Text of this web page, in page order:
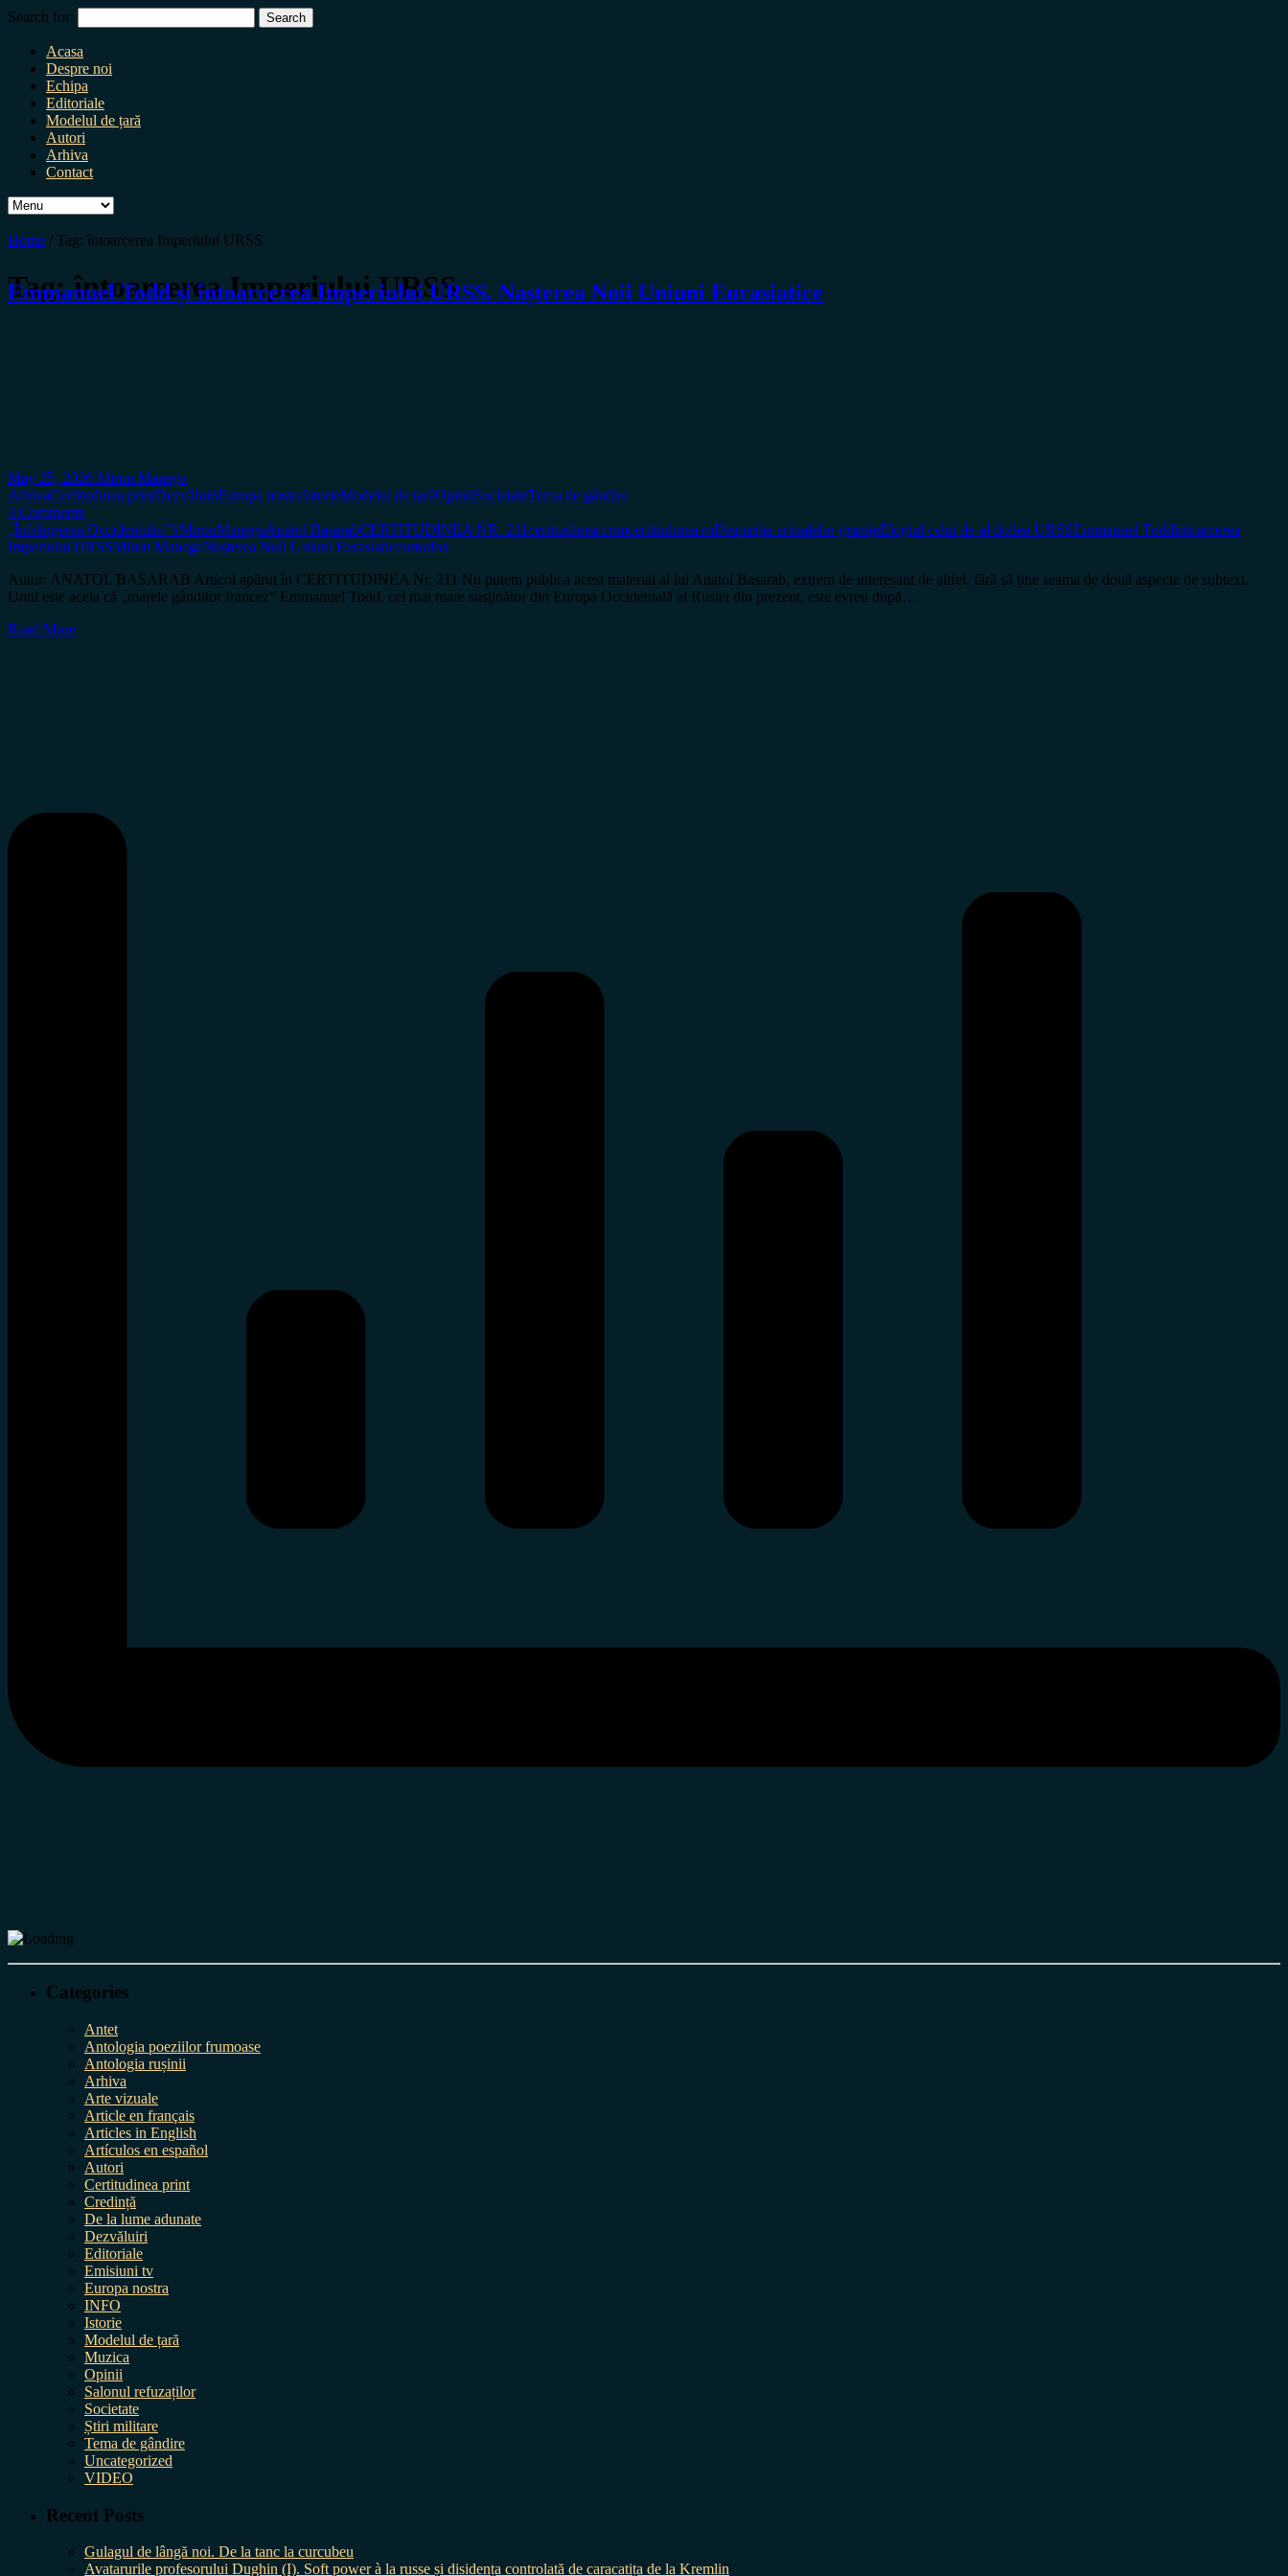
Search for:
Acasa
Despre noi
Echipa
Editoriale
Modelul de țară
Autori
Arhiva
Contact
Home / Tag: întoarcerea Imperiului URSS
Tag:întoarcerea Imperiului URSS
Emmanuel Todd și întoarcerea Imperiului URSS. Nașterea Noii Uniuni Eurasiatice
May 25, 2026 Miron Manega
ArhivaCertitudinea printDezvăluiriEuropa nostraIstorieModelul de țarăOpiniiSocietateTema de gândire
3 Comments
„Înfrângerea Occidentului”#MironManegaAnatol BasarabCERTITUDINEA NR. 211certitudinea.comcertitudinea.roDispariția actualelor granițeElogiul celui de-al doilea URSSEmmanuel Toddîntoarcerea
Imperiului URSSMiron ManegaNașterea Noii Uniuni Eurasiaticeortodox
Autor: ANATOL BASARAB Articol apărut în CERTITUDINEA Nr. 211 Nu putem publica acest material al lui Anatol Basarab, extrem de interesant de altfel, fără să ține seama de două aspecte de subtext.
Unul este acela că „marele gânditor francez“ Emmanuel Todd, cel mai mare susţinător din Europa Occidentală al Rusiei din prezent, este evreu după…
Read More
Categories
Antet
Antologia poeziilor frumoase
Antologia rușinii
Arhiva
Arte vizuale
Article en français
Articles in English
Artículos en español
Autori
Certitudinea print
Credință
De la lume adunate
Dezvăluiri
Editoriale
Emisiuni tv
Europa nostra
INFO
Istorie
Modelul de țară
Muzica
Opinii
Salonul refuzaților
Societate
Știri militare
Tema de gândire
Uncategorized
VIDEO
Recent Posts
Gulagul de lângă noi. De la tanc la curcubeu
Avatarurile profesorului Dughin (I). Soft power à la russe și disidența controlată de caracatița de la Kremlin